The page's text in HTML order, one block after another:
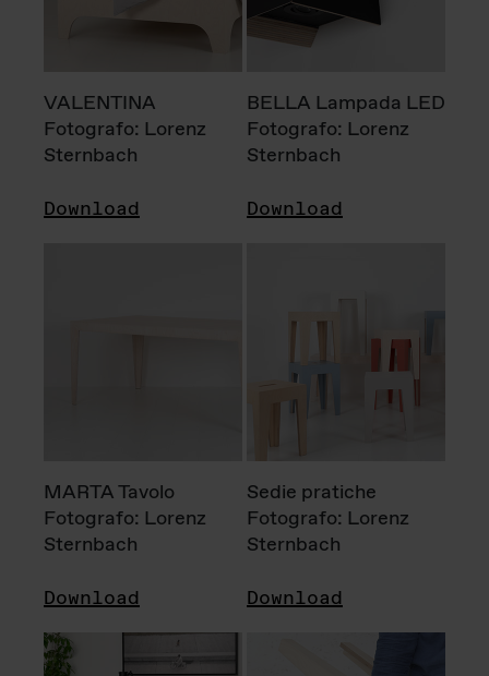
VALENTINA
Fotografo: Lorenz
Sternbach
Download
BELLA Lampada LED
Fotografo: Lorenz
Sternbach
Download
MARTA Tavolo
Fotografo: Lorenz
Sternbach
Download
Sedie pratiche
Fotografo: Lorenz
Sternbach
Download